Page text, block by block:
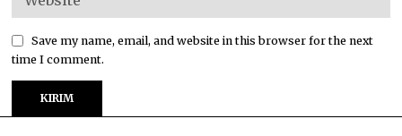
Save my name, email, and website in this browser for the next
time I comment.